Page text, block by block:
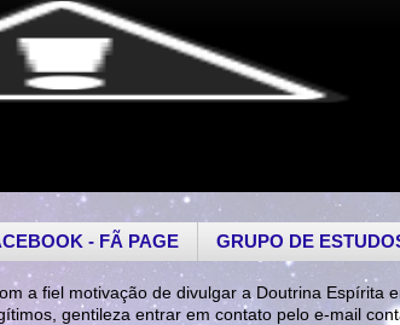
- FÃ PAGE GRUPO DE
a fiel motivação de divulgar a Doutrina Espírita
gentileza entrar em contato pelo e-mail